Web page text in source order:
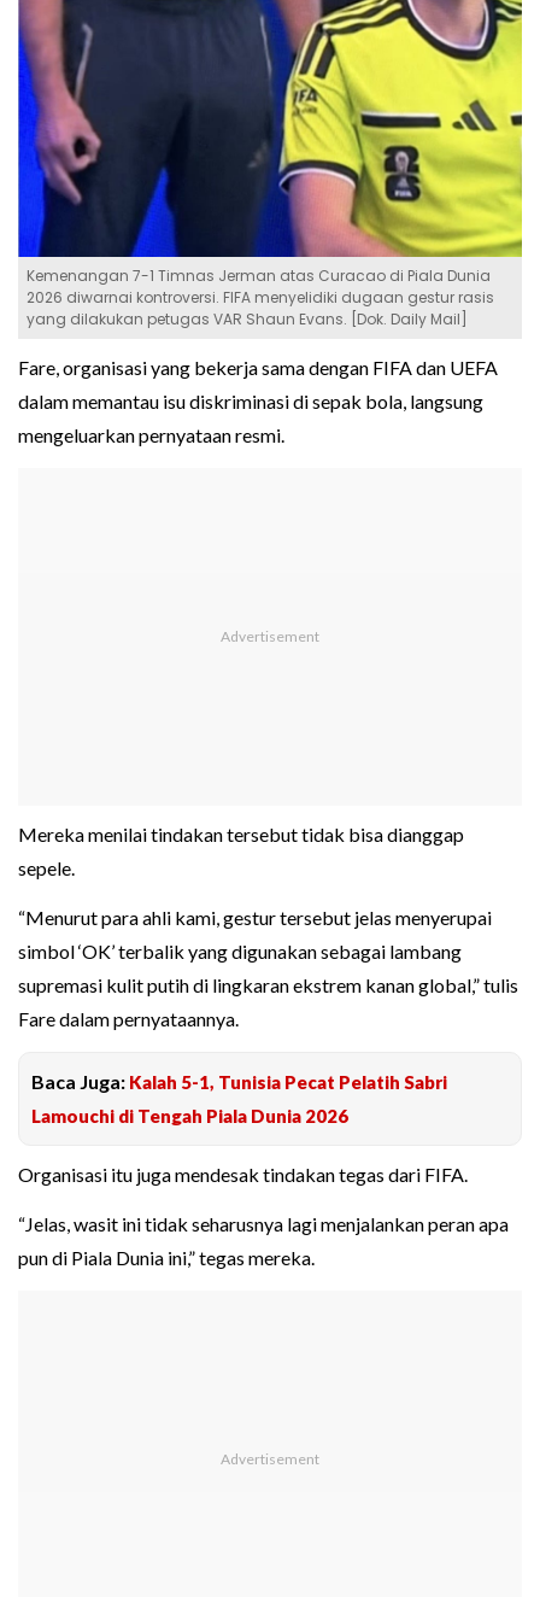
Kemenangan 7-1 Timnas Jerman atas Curacao di Piala Dunia
2026 diwarnai kontroversi. FIFA menyelidiki dugaan gestur rasis
yang dilakukan petugas VAR Shaun Evans. [Dok. Daily Mail]
Fare, organisasi yang bekerja sama dengan FIFA dan UEFA
dalam memantau isu diskriminasi di sepak bola, langsung
mengeluarkan pernyataan resmi.
Mereka menilai tindakan tersebut tidak bisa dianggap
sepele.
“Menurut para ahli kami, gestur tersebut jelas menyerupai
simbol ‘OK’ terbalik yang digunakan sebagai lambang
supremasi kulit putih di lingkaran ekstrem kanan global,” tulis
Fare dalam pernyataannya.
Baca Juga: Kalah 5-1, Tunisia Pecat Pelatih Sabri
Lamouchi di Tengah Piala Dunia 2026
Organisasi itu juga mendesak tindakan tegas dari FIFA.
“Jelas, wasit ini tidak seharusnya lagi menjalankan peran apa
pun di Piala Dunia ini,” tegas mereka.